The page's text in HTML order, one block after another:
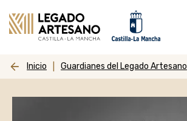
Inicio Guardianes del Legado Artesano